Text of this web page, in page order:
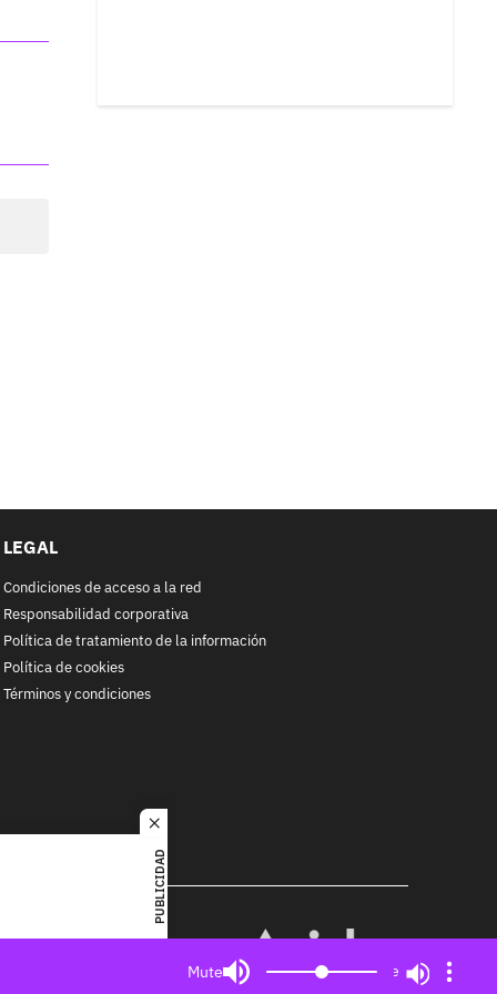
close
PUBLICIDAD
LEGAL
Condiciones de acceso a la red
Responsabilidad corporativa
Política de tratamiento de la información
Política de cookies
Términos y condiciones
All
Mute Mute